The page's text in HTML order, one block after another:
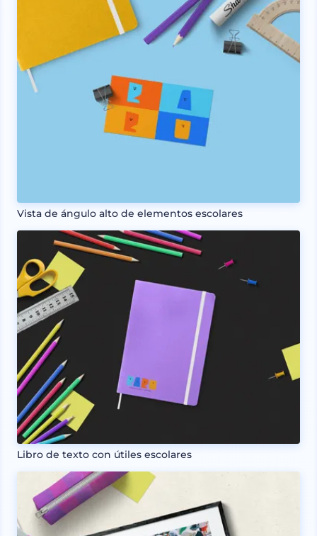
Vista de ángulo alto de elementos escolares
Libro de texto con útiles escolares